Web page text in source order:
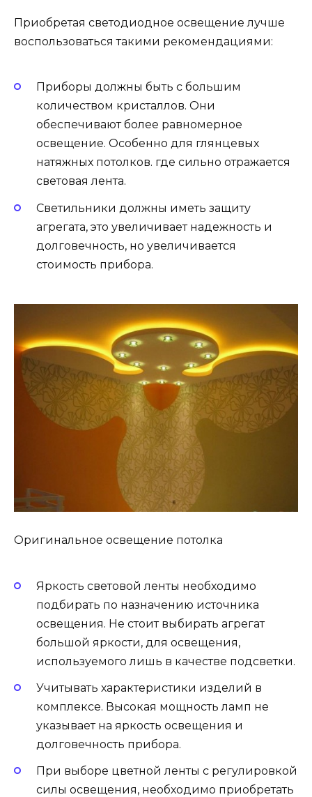
Приобретая светодиодное освещение лучше
воспользоваться такими рекомендациями:
Приборы должны быть с большим
количеством кристаллов. Они
обеспечивают более равномерное
освещение. Особенно для глянцевых
натяжных потолков. где сильно отражается
световая лента.
Светильники должны иметь защиту
агрегата, это увеличивает надежность и
долговечность, но увеличивается
стоимость прибора.
Оригинальное освещение потолка
Яркость световой ленты необходимо
подбирать по назначению источника
освещения. Не стоит выбирать агрегат
большой яркости, для освещения,
используемого лишь в качестве подсветки.
Учитывать характеристики изделий в
комплексе. Высокая мощность ламп не
указывает на яркость освещения и
долговечность прибора.
При выборе цветной ленты с регулировкой
силы освещения, необходимо приобретать